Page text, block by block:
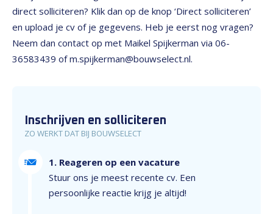
direct solliciteren? Klik dan op de knop ‘Direct solliciteren’
en upload je cv of je gegevens. Heb je eerst nog vragen?
Neem dan contact op met Maikel Spijkerman via 06-
36583439 of m.spijkerman@bouwselect.nl.
Inschrijven en solliciteren
ZO WERKT DAT BIJ BOUWSELECT
1. Reageren op een vacature
Stuur ons je meest recente cv. Een
persoonlijke reactie krijg je altijd!